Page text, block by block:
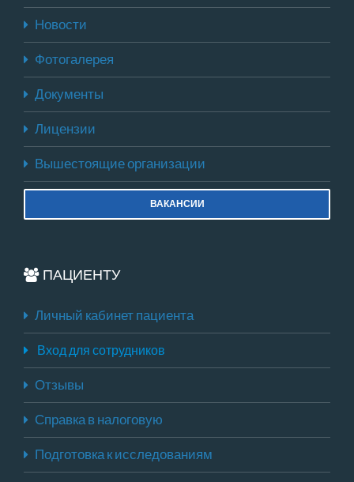
Новости
Фотогалерея
Документы
Лицензии
Вышестоящие организации
ВАКАНСИИ
ПАЦИЕНТУ
Личный кабинет пациента
Вход для сотрудников
Отзывы
Справка в налоговую
Подготовка к исследованиям